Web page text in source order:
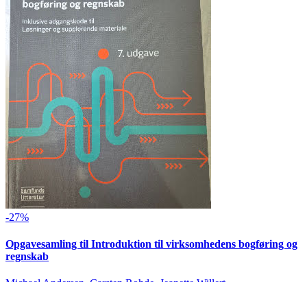
-27%
Opgavesamling til Introduktion til virksomhedens bogføring og
regnskab